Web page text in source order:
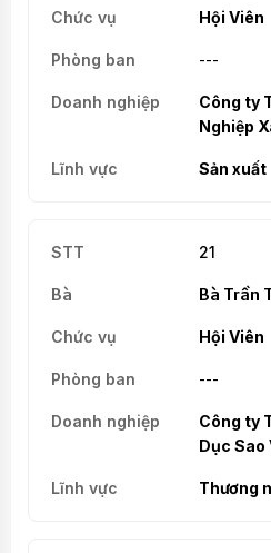
Hội Viên
---
Công ty
Nghiệp
Sản xuất
21
Bà Trần
Hội Viên
---
Công ty
Dục Sao
Thương